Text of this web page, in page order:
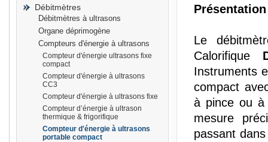
Débitmètres
Débitmètres à ultrasons
Organe déprimogène
Compteurs d'énergie à ultrasons
Compteur d'énergie ultrasons fixe
compact
Compteur d'énergie à ultrasons
CC3
Compteur d'énergie à ultrasons fixe
Compteur d’énergie à ultrason
thermique & frigorifique
Compteur d'énergie à ultrasons
portable compact
Le
Calorifique
Instruments
compact
à pince ou à
mesure
passant